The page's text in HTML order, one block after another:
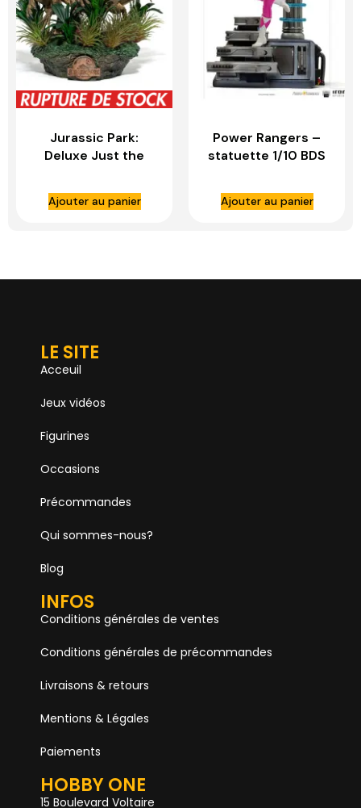
Jurassic Park:
Deluxe Just the
Scale Statue – IRON
STUDIOS
Ajouter au panier
Power Rangers –
statuette 1/10 BDS
Ranger – IRON
STUDIOS
Ajouter au panier
LE SITE
Acceuil
Jeux vidéos
Figurines
Occasions
Précommandes
Qui sommes-nous?
Blog
INFOS
Conditions générales de ventes
Conditions générales de précommandes
Livraisons & retours
Mentions & Légales
Paiements
HOBBY ONE
15 Boulevard Voltaire